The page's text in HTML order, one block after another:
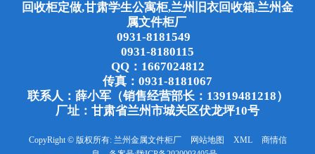
回收柜定做,甘肃学生公寓柜,兰州旧衣回收箱,兰州金
属文件柜厂
0931-8181549
0931-8180115
QQ：1667024812
传真：0931-8181067
联系人：薛小军（销售经营部长：13919481218）
厂址：甘肃省兰州市城关区伏龙坪10号
CopyRight © 版权所有: 兰州金属文件柜厂 网站地图 XML
商情信